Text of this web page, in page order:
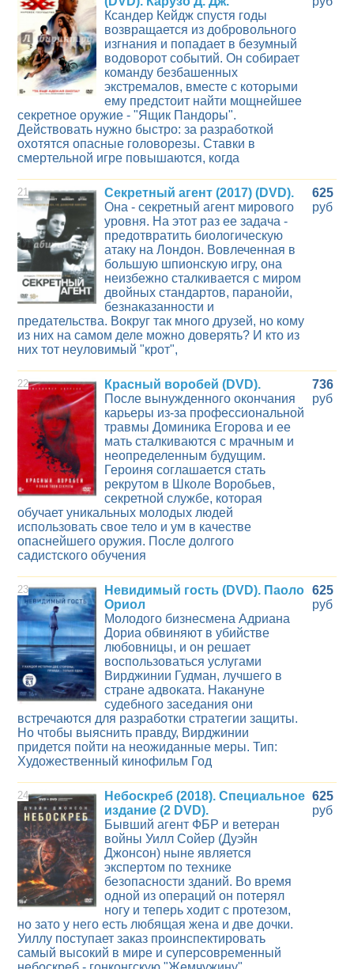
Ксандер Кейдж спустя годы
возвращается из добровольного
изгнания и попадает в безумный
водоворот событий. Он собирает
команду безбашенных
экстремалов, вместе с которыми
ему предстоит найти мощнейшее
секретное оружие - "Ящик Пандоры".
Действовать нужно быстро: за разработкой
охотятся опасные головорезы. Ставки в
смертельной игре повышаются, когда
21
Секретный агент (2017) (DVD).
Она - секретный агент мирового
уровня. На этот раз ее задача -
предотвратить биологическую
атаку на Лондон. Вовлеченная в
большую шпионскую игру, она
неизбежно сталкивается с миром
двойных стандартов, паранойи,
безнаказанности и
предательства. Вокруг так много друзей, но кому
из них на самом деле можно доверять? И кто из
них тот неуловимый "крот",
625
руб
22
Красный воробей (DVD).
После вынужденного окончания
карьеры из-за профессиональной
травмы Доминика Егорова и ее
мать сталкиваются с мрачным и
неопределенным будущим.
Героиня соглашается стать
рекрутом в Школе Воробьев,
секретной службе, которая
обучает уникальных молодых людей
использовать свое тело и ум в качестве
опаснейшего оружия. После долгого
садистского обучения
736
руб
23
Невидимый гость (DVD). Паоло
Ориол
Молодого бизнесмена Адриана
Дориа обвиняют в убийстве
любовницы, и он решает
воспользоваться услугами
Вирджинии Гудман, лучшего в
стране адвоката. Накануне
судебного заседания они
встречаются для разработки стратегии защиты.
Но чтобы выяснить правду, Вирджинии
придется пойти на неожиданные меры. Тип:
Художественный кинофильм Год
625
руб
24
Небоскреб (2018). Специальное
издание (2 DVD).
Бывший агент ФБР и ветеран
войны Уилл Сойер (Дуэйн
Джонсон) ныне является
экспертом по технике
безопасности зданий. Во время
одной из операций он потерял
ногу и теперь ходит с протезом,
но зато у него есть любящая жена и две дочки.
Уиллу поступает заказ проинспектировать
самый высокий в мире и суперсовременный
625
руб